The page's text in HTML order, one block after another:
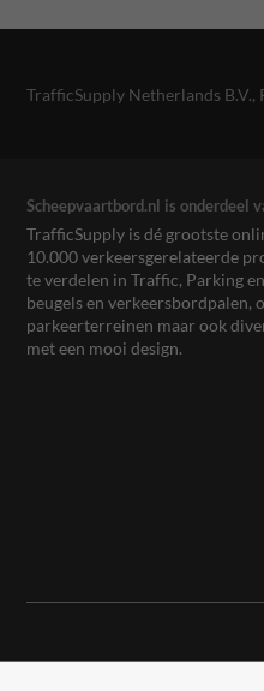
TrafficSupply Netherlands B.V.,
Scheepvaartbord.nl is onderdeel
TrafficSupply is dé grootste
10.000 verkeersgerelateerde
te verdelen in Traffic, Parking
beugels en verkeersbordpalen,
parkeerterreinen maar ook
met een mooi design.